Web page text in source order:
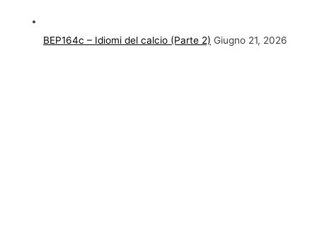
BEP164c – Idiomi del calcio (Parte 2) Giugno 21, 2026